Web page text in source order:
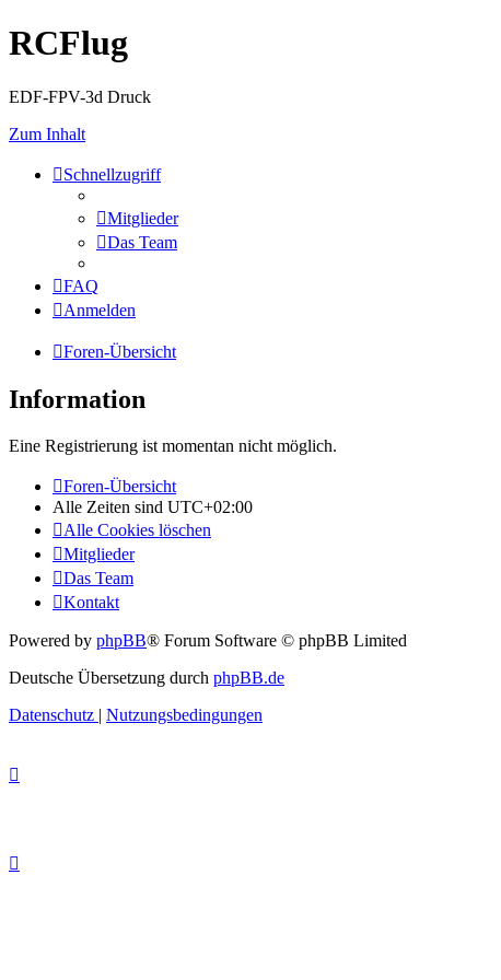
RCFlug
EDF-FPV-3d Druck
Zum Inhalt
Schnellzugriff
Mitglieder
Das Team
FAQ
Anmelden
Foren-Übersicht
Information
Eine Registrierung ist momentan nicht möglich.
Foren-Übersicht
Alle Zeiten sind UTC+02:00
Alle Cookies löschen
Mitglieder
Das Team
Kontakt
Powered by phpBB® Forum Software © phpBB Limited
Deutsche Übersetzung durch phpBB.de
Datenschutz | Nutzungsbedingungen